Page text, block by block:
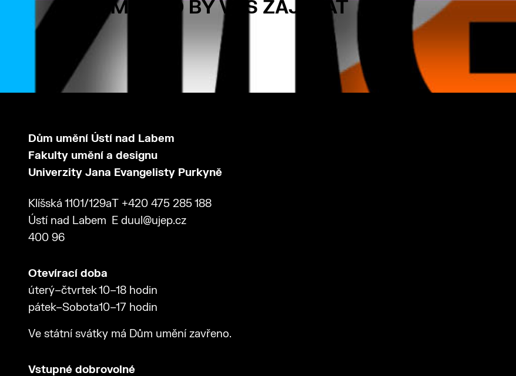
MOHLO BY VÁS ZAJÍMAT
Dům umění Ústí nad Labem
Fakulty umění a designu
Univerzity Jana Evangelisty Purkyně
Klíšská 1101/129a
Ústí nad Labem
400 96
T +420 475 285 188
E duul@ujep.cz
Otevírací doba
úterý–čtvrtek
pátek–Sobota
10–18 hodin
10–17 hodin
Ve státní svátky má Dům umění zavřeno.
Vstupné dobrovolné